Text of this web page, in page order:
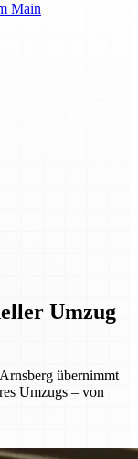
Main
Umzug
übernimmt
Umzugs – von